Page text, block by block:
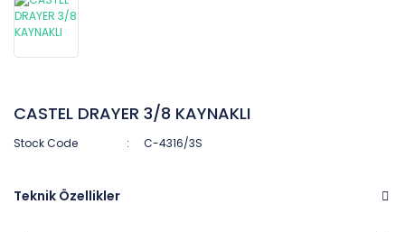
CASTEL DRAYER 3/8 KAYNAKLI
Stock Code C-4316/3S
Teknik Özellikler